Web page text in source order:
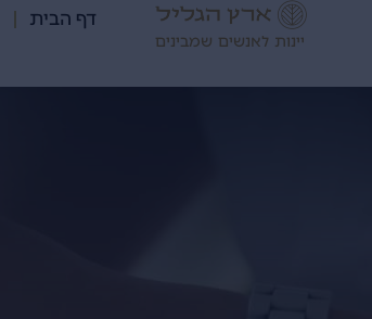
יינות לאנשים שמבינים
דף הבית